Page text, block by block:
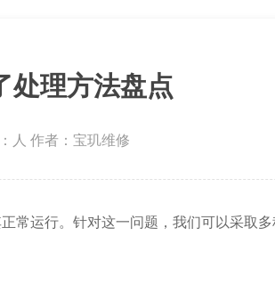
处理方法盘点
人 作者：宝玑维修
运行。针对这一问题，我们可以采取多